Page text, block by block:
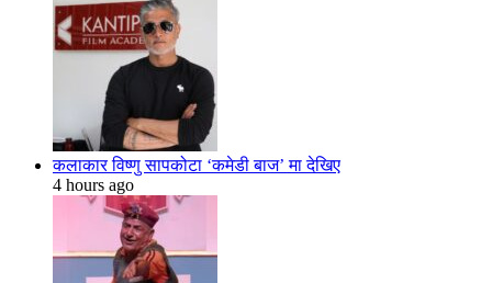
कलाकार विष्णु सापकोटा ‘कमेडी बाज’ मा देखिए
4 hours ago